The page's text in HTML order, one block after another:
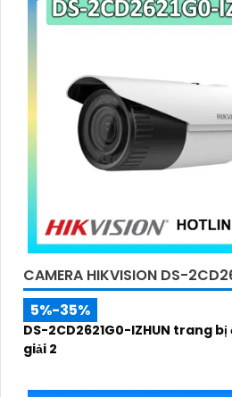
CAMERA HIKVISION DS-
5%-35%
DS-2CD2621G0-IZHUN trang
giải 2